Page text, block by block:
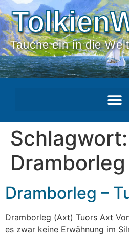
Tauche ein in die
Schlagwort:
Dramborleg
Dramborleg –
Dramborleg (Axt) Tuors Axt
es zwar keine Erwähnung im